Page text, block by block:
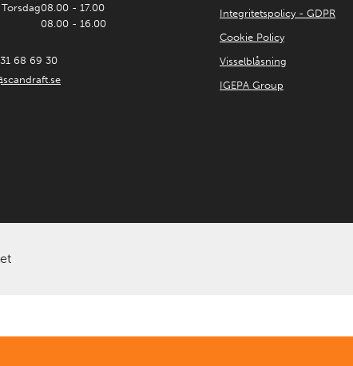
08.00 - 17.00
08.00 - 16.00
68 69 30
Integritetspolicy - GDPR
Cookie Policy
Visselblåsning
IGEPA Group